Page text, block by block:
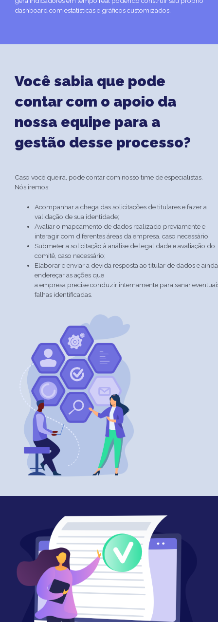
dashboard com estatísticas e gráficos customizados.
Você sabia que pode
contar com o apoio da
nossa equipe para a
gestão desse processo?
Caso você queira, pode contar com nosso time de especialistas.
Nós iremos:
Acompanhar a chega das solicitações de titulares e fazer a
validação de sua identidade;
Avaliar o mapeamento de dados realizado previamente e
interagir com diferentes áreas da empresa, caso necessário;
Submeter a solicitação à análise de legalidade e avaliação do
comitê, caso necessário;
Elaborar e enviar a devida resposta ao titular de dados e ainda
endereçar as ações que
a empresa precise conduzir internamente para sanar
falhas identificadas.